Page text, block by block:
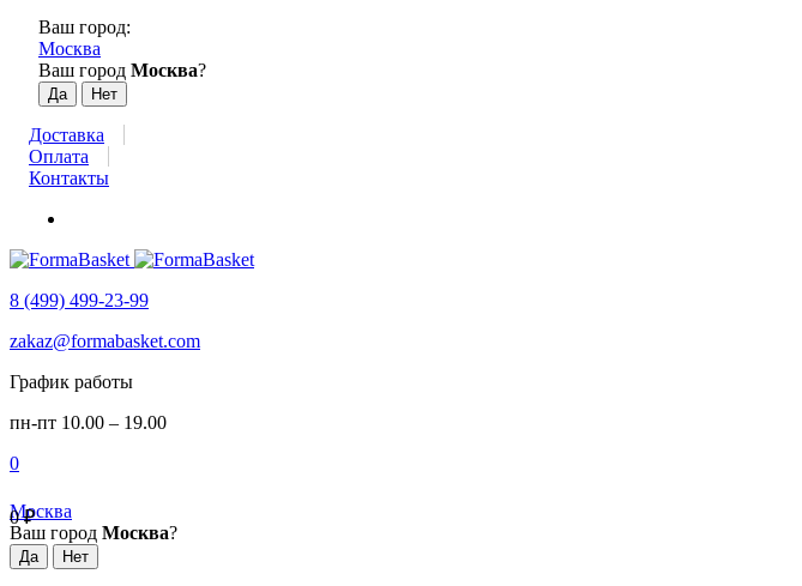
Ваш город:
Москва
Ваш город Москва?
Доставка
Оплата
Контакты
8 (499) 499-23-99
zakaz@formabasket.com
График работы
пн-пт 10.00 – 19.00
0
0₽
Москва
Ваш город Москва?